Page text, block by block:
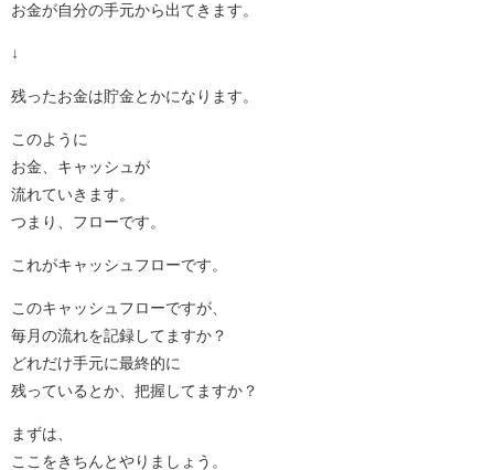
お金が自分の手元から出てきます。
↓
残ったお金は貯金とかになります。
このように
お金、キャッシュが
流れていきます。
つまり、フローです。
これがキャッシュフローです。
このキャッシュフローですが、
毎月の流れを記録してますか？
どれだけ手元に最終的に
残っているとか、把握してますか？
まずは、
ここをきちんとやりましょう。